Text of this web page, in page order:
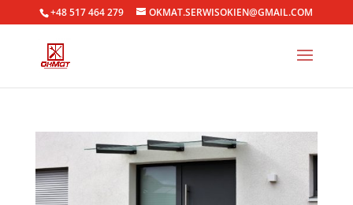
+48 517 464 279 OKMAT.SERWISOKIEN@GMAIL.COM